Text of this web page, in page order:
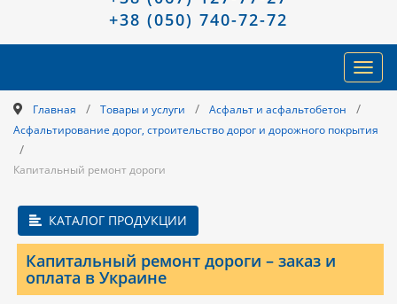
+38 (050) 740-72-72
Главная / Товары и услуги / Асфальт и асфальтобетон /
Асфальтирование дорог, строительство дорог и дорожного покрытия
/
Капитальный ремонт дороги
КАТАЛОГ ПРОДУКЦИИ
Капитальный ремонт дороги – заказ и
оплата в Украине